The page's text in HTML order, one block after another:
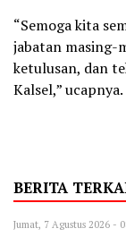
“Semoga kita
jabatan masing-
ketulusan, dan
Kalsel,”
BERITA
Jumat, 7 Agustus 2026 -